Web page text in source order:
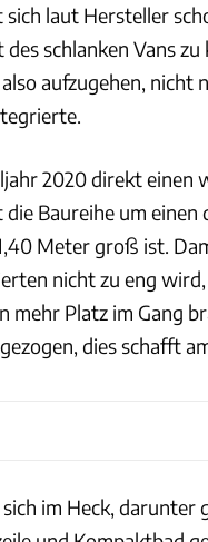
laut Hersteller
schlanken Vans
aufzugehen, nicht
2020 direkt einen
die Baureihe um
Meter groß ist.
nicht zu eng
mehr Platz im Gang
dies schafft
im Heck, darunter